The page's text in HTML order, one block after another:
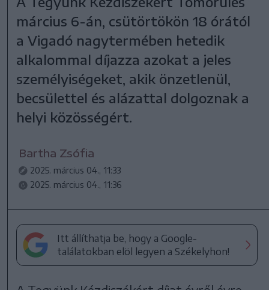
március 6-án, csütörtökön 18 órától
a Vigadó nagytermében hetedik
alkalommal díjazza azokat a jeles
személyiségeket, akik önzetlenül,
becsülettel és alázattal dolgoznak a
helyi közösségért.
Bartha Zsófia
2025. március 04., 11:33
2025. március 04., 11:36
Itt állíthatja be, hogy a Google-
találatokban elöl legyen a Székelyhon!